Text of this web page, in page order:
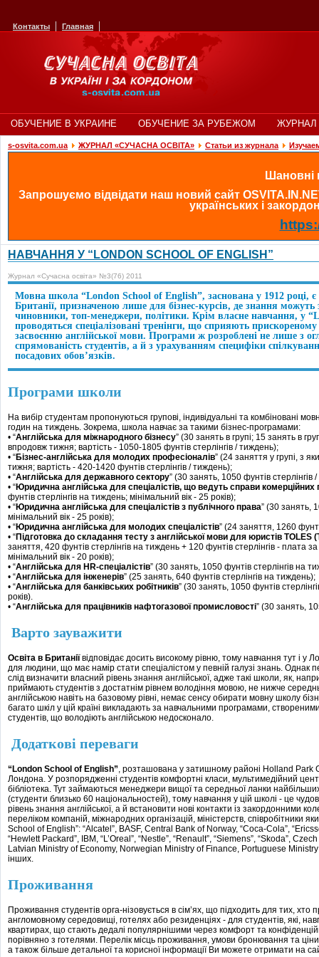
Контакты Главная
ОБУЧЕНИЕ В УКРАИНЕ ОБУЧЕНИЕ ЗА РУБЕЖОМ ЖУРНАЛ
s-osvita.com.ua ЖУРНАЛ «СУЧАСНА ОСВІТА» Статьи из журнала
Шановні
Запрошуємо відвідати наш новий сайт
українських і
НАВЧАННЯ У “LONDON SCHOOL OF ENGLISH”
Журнал «Сучасна освіта» №3(76) 2011
Мовна школа “London School of English”, заснована у 1912 році, є
Британії, призначеною лише для бізнес-курсів, де знання можуть
чиновники, топ-менеджери, політики. Крім власне навчання, у
проводяться спеціалізовані тренінги, що сприяють
засвоєнню англійської мови. Програми ж розроблені не лише з
спрямованість студентів, а й з урахуванням специфіки
посадових обов’язків.
Програми школи
На вибір студентам пропонуються групові, індивідуальні та комбіновані
годин на тиждень. Зокрема, школа навчає за такими бізнес-програмами:
• “Англійська для міжнародного бізнесу” (30 занять в групі; 15 занять в
впродовж тижня; вартість - 1050-1805 фунтів стерлінгів / тиждень);
• “Бізнес-англійська для молодих професіоналів” (24 заняття у групі, з
тижня; вартість - 420-1420 фунтів стерлінгів / тиждень);
• “Англійська для державного сектору” (30 занять, 1050 фунтів стерлінгів
• “Юридична англійська для спеціалістів, що ведуть справи комерційних
фунтів стерлінгів на тиждень; мінімальний вік - 25 років);
• “Юридична англійська для спеціалістів з публічного права” (30 занять,
мінімальний вік - 25 років);
• “Юридична англійська для молодих спеціалістів” (24 заняття, 1260
• “Підготовка до складання тесту з англійської мови для юристів
заняття, 420 фунтів стерлінгів на тиждень + 120 фунтів стерлінгів - плата
мінімальний вік - 20 років);
• “Англійська для HR-спеціалістів” (30 занять, 1050 фунтів стерлінгів на
• “Англійська для інженерів” (25 занять, 640 фунтів стерлінгів на тиждень);
• “Англійська для банківських робітників” (30 занять, 1050 фунтів
років).
• “Англійська для працівників нафтогазової промисловості” (30 занять,
Варто зауважити
Освіта в Британіївідповідає досить високому рівню, тому навчання тут і у
для людини, що має намір стати спеціалістом у певній галузі знань. Однак
слід визначити власний рівень знання англійської, адже такі школи, як,
приймають студентів з достатнім рівнем володіння мовою, не нижче
англійською навіть на базовому рівні, немає сенсу обирати мовну школу
багато шкіл у цій країні викладають за навчальними програмами,
студентів, що володіють англійською недосконало.
Додаткові переваги
“London School of English”, розташована у затишному районі Holland Park
Лондона. У розпорядженні студентів комфортні класи, мультимедійний
бібліотека. Тут займаються менеджери вищої та середньої ланки
(студенти близько 60 національностей), тому навчання у цій школі - це
рівень знання англійської, а й встановити нові контакти із закордонними
переліком компаній, міжнародних організацій, міністерств, співробітники
School of English”: “Alcatel”, BASF, Central Bank of Norway, “Coca-Cola”,
“Hewlett Packard”, IBM, “L’Oreal”, “Nestle”, “Renault”, “Siemens”, “Skoda”,
Latvian Ministry of Economy, Norwegian Ministry of Finance, Portuguese
інших.
Проживання
Проживання студентів орга-нізовується в сім’ях, що підходить для тих, хто
англомовному середовищі, готелях або резиденціях - для студентів, які,
квартирах, що стають дедалі популярнішими через комфорт та
порівняно з готелями. Перелік місць проживання, умови бронювання та
а також більше детальної та корисної інформації Ви можете отримати на